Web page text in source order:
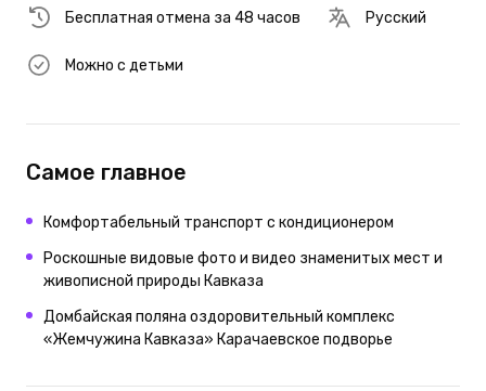
Бесплатная отмена за 48 часов Русский
Можно с детьми
Самое главное
Комфортабельный транспорт с кондиционером
Роскошные видовые фото и видео знаменитых мест и
живописной природы Кавказа
Домбайская поляна оздоровительный комплекс
«Жемчужина Кавказа» Карачаевское подворье